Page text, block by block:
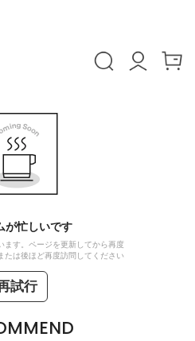
が忙しいです
ます。ページを更新してから再度
たは後ほど再度訪問してください
試行